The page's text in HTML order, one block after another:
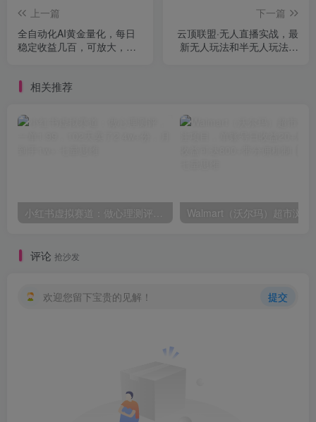
上一篇
全自动化AI黄金量化，每日
稳定收益几百，可放大，可
下一篇
云顶联盟·无人直播实战，最
新无人玩法和半无人玩法分
相关推荐
评论 抢沙发
欢迎您留下宝贵的见解！ 提交